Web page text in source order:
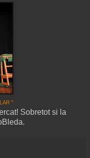
"
Sobretot si la